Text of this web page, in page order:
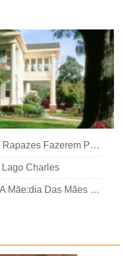
Mantripping:coisas Para Os Rapazes Fazerem Perto Do Lago Charles
Charles
9 Maneiras De Comemorar A Mãe:dia Das Mães Em Lake Charles